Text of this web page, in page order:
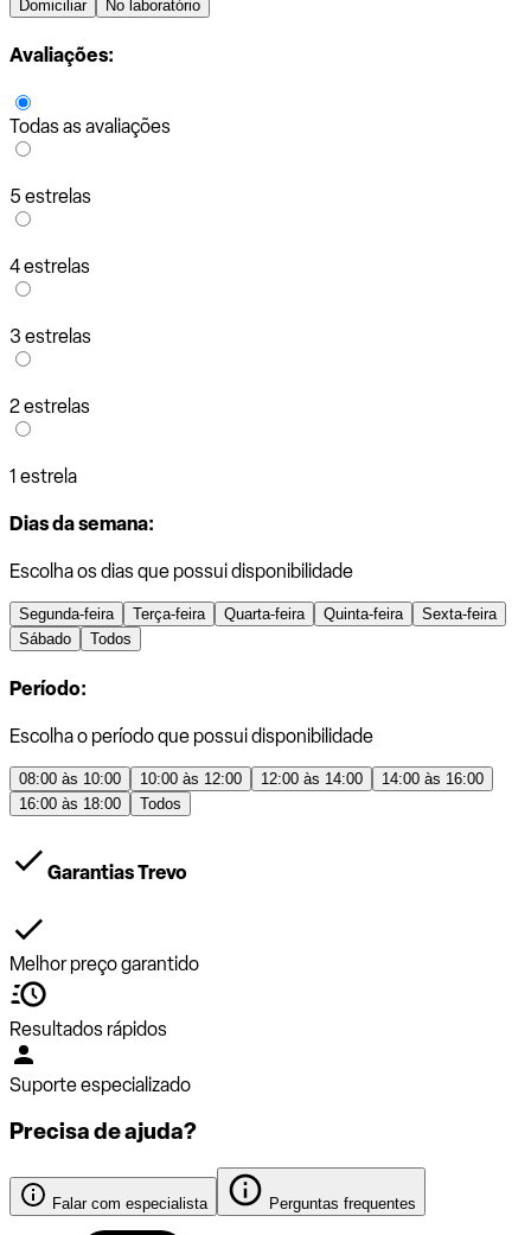
Domiciliar No laboratório
Avaliações:
Todas as avaliações
5 estrelas
4 estrelas
3 estrelas
2 estrelas
1 estrela
Dias da semana:
Escolha os dias que possui disponibilidade
Segunda-feira Terça-feira Quarta-feira Quinta-feira
Sexta-feira
Sábado
Todos
Período:
Escolha o período que possui disponibilidade
08:00 às 10:00 10:00 às 12:00 12:00 às 14:00
14:00 às 16:00
16:00 às 18:00
Todos
Garantias Trevo
Melhor preço garantido
Resultados rápidos
Suporte especializado
Precisa de ajuda?
Falar com especialista Perguntas frequentes